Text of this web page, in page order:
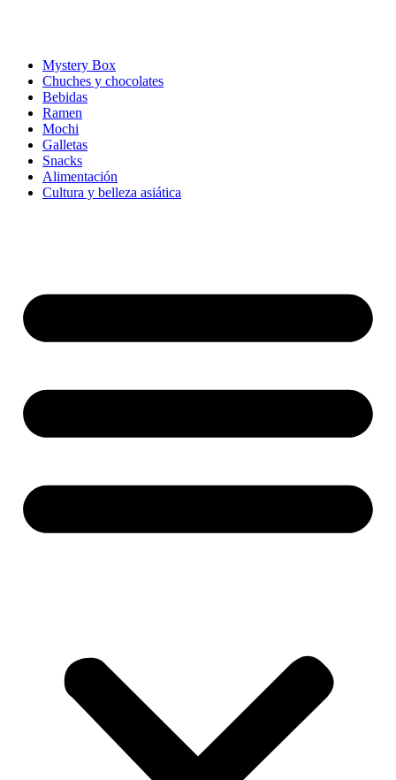
Mystery Box
Chuches y chocolates
Bebidas
Ramen
Mochi
Galletas
Snacks
Alimentación
Cultura y belleza asiática